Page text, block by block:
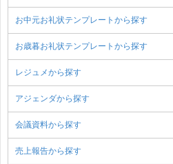
お中元お礼状テンプレートから探す
お歳暮お礼状テンプレートから探す
レジュメから探す
アジェンダから探す
会議資料から探す
売上報告から探す